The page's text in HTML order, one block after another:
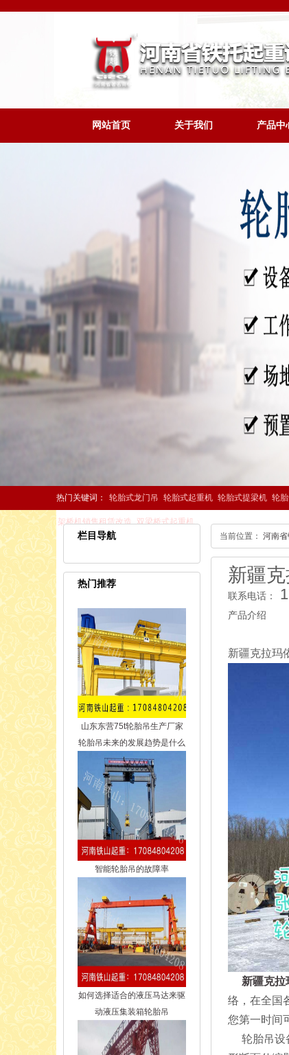
网站首页 关于我们 产品中
热门关键词： 轮胎式龙门吊 轮胎式起重机 轮胎式提梁机 轮
架桥机销售租赁改造 双梁桥式起重机
栏目导航
热门推荐
山东东营75t轮胎吊生产厂家
轮胎吊未来的发展趋势是什么
智能轮胎吊的故障率
如何选择适合的液压马达来驱
动液压集装箱轮胎吊
当前位置： 河南省
新疆
联系电话：
产品介绍
新疆克拉玛
新疆克拉
络，在全国
您第一时间
轮胎吊设